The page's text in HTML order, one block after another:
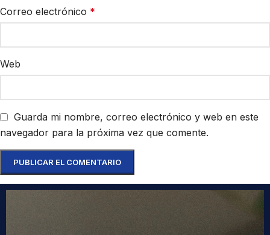
Correo electrónico *
Web
Guarda mi nombre, correo electrónico y web en este
navegador para la próxima vez que comente.